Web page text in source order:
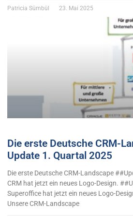
Patricia Sümbül 23. Mai 2025
Die erste Deutsche CRM-
Update 1. Quartal 2025
Die erste Deutsche CRM-Landscape
CRM hat jetzt ein neues Logo-Design.
Superoffice hat jetzt ein neues Logo-
Unsere CRM-Landscape